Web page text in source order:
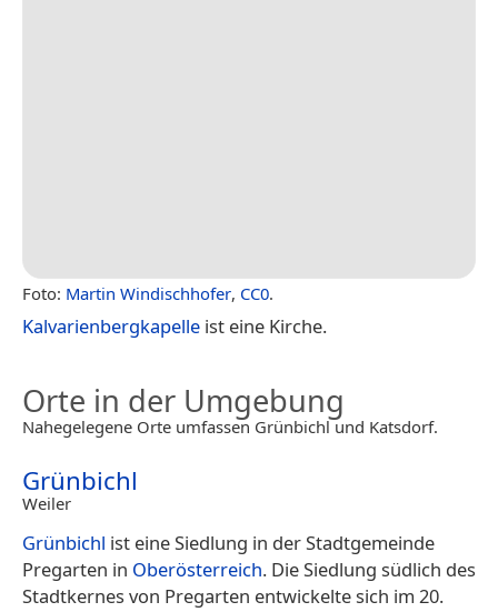
Foto: Martin Windischhofer, CC0.
Kalvarienbergkapelle ist eine Kirche.
Orte in der Umgebung
Nahegelegene Orte umfassen Grünbichl und Katsdorf.
Grünbichl
Weiler
Grünbichl ist eine Siedlung in der Stadtgemeinde
Pregarten in Oberösterreich. Die Siedlung südlich des
Stadtkernes von Pregarten entwickelte sich im 20.